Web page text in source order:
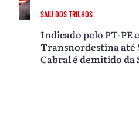
SAIU DOS TRILHOS
Indicado pelo PT-PE
Transnordestina até
Cabral é demitido da